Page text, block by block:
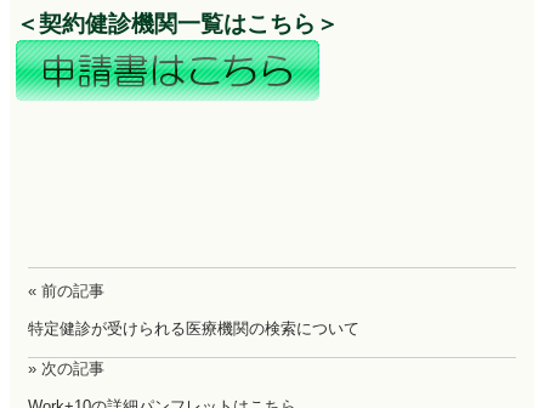
＜契約健診機関一覧はこちら＞
« 前の記事
特定健診が受けられる医療機関の検索について
» 次の記事